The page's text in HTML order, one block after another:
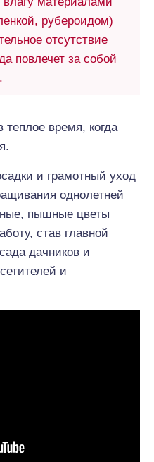
рубероидом)
отсутствие
повлечет за собой
время, когда
и грамотный уход
однолетней
пышные цветы
став главной
дачников и
и